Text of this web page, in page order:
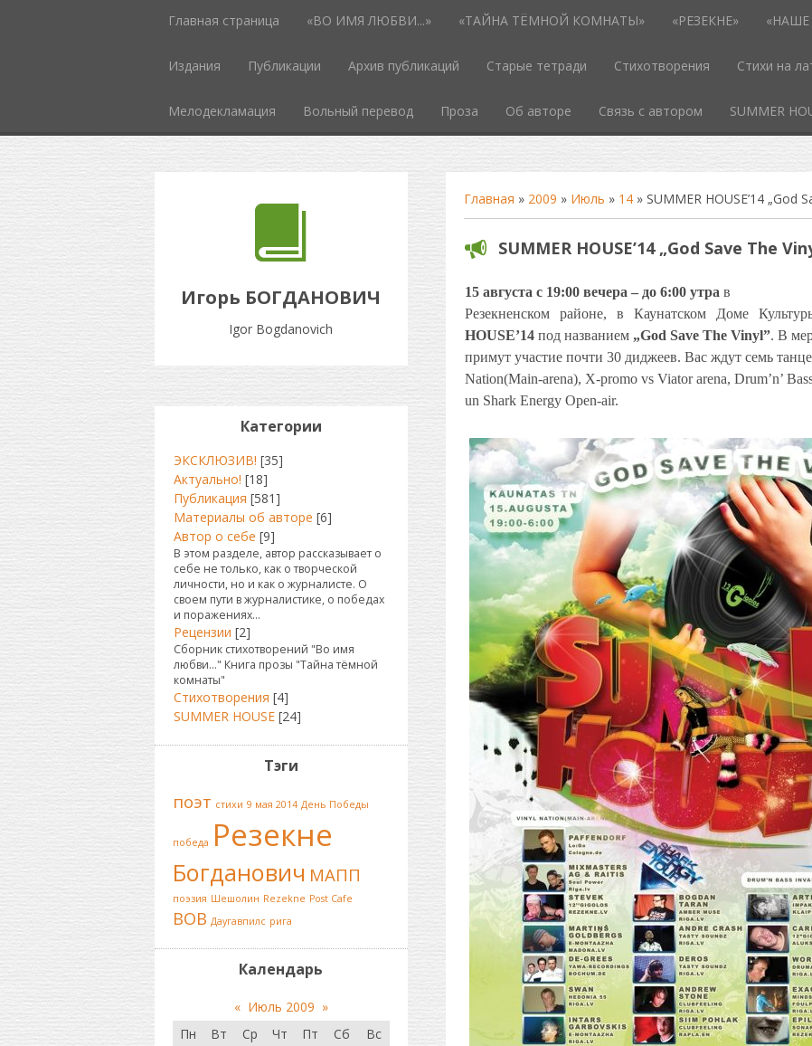
Главная страница «ВО ИМЯ ЛЮБВИ...» «ТАЙНА ТЁМНОЙ КОМНАТЫ» «РЕЗЕКНЕ»
Издания Публикации Архив публикаций Старые тетради Стихотворения Стихи на
Мелодекламация Вольный перевод Проза Об авторе Связь с автором SUMMER
Игорь БОГДАНОВИЧ
Igor Bogdanovich
Главная » 2009 » Июль » 14» SUMMER HOUSE’14 „God
SUMMER HOUSE’14 „God Save The
15 августа с 19:00 вечера – до 6:00 утра в
Резекненском районе, в Каунатском Доме
HOUSE’14 под названием „God Save The Vinyl”. В
примут участие почти 30 диджеев. Вас ждут семь
Nation(Main-arena), X-promo vs Viator arena, Drum’n’
un Shark Energy Open-air.
Категории
ЭКСКЛЮЗИВ! [35]
Актуально! [18]
Публикация [581]
Материалы об авторе [6]
Автор о себе [9]
В этом разделе, автор рассказывает о
себе не только, как о творческой
личности, но и как о журналисте. О
своем пути в журналистике, о победах
и поражениях...
Рецензии [2]
Сборник стихотворений "Во имя
любви..." Книга прозы "Тайна тёмной
комнаты"
Стихотворения [4]
SUMMER HOUSE [24]
Тэги
поэт стихи 9 мая 2014 День Победы
победа Резекне
Богданович МАПП
поэзия Шешолин Rezekne Post Cafe
ВОВ Даугавпилс рига
Календарь
« Июль 2009 »
Пн
Вт Ср Чт Пт Сб
Вс